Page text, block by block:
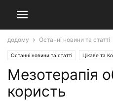
додому Останні новини та статті
Останні новини та статті Цікаве та
Мезотерапія
користь